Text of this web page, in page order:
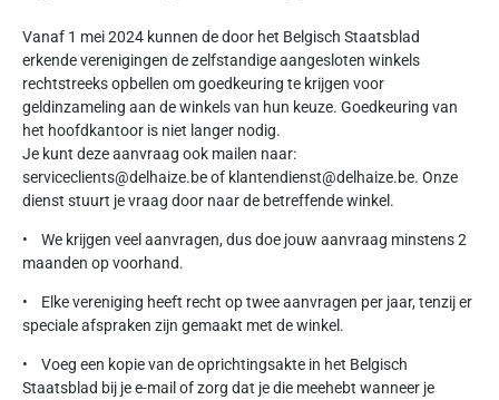
Vanaf 1 mei 2024 kunnen de door het Belgisch Staatsblad
erkende verenigingen de zelfstandige aangesloten winkels
rechtstreeks opbellen om goedkeuring te krijgen voor
geldinzameling aan de winkels van hun keuze. Goedkeuring van
het hoofdkantoor is niet langer nodig.
Je kunt deze aanvraag ook mailen naar:
serviceclients@delhaize.be of klantendienst@delhaize.be. Onze
dienst stuurt je vraag door naar de betreffende winkel.
• We krijgen veel aanvragen, dus doe jouw aanvraag minstens 2
maanden op voorhand.
• Elke vereniging heeft recht op twee aanvragen per jaar, tenzij er
speciale afspraken zijn gemaakt met de winkel.
• Voeg een kopie van de oprichtingsakte in het Belgisch
Staatsblad bij je e-mail of zorg dat je die meehebt wanneer je